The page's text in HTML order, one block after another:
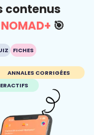
contenus
🎯
FICHES
ANNALES CORRIGÉES